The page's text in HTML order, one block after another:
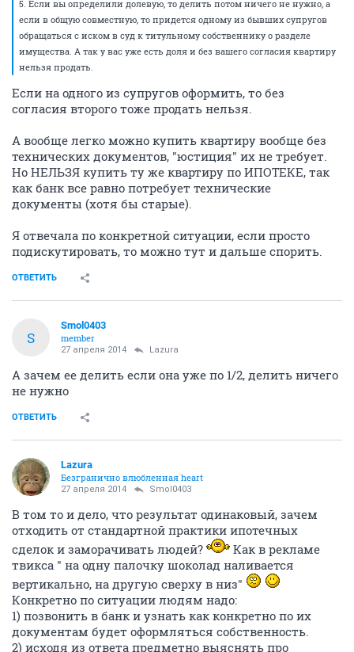
5. Если вы определили долевую, то делить потом ничего не нужно, а
если в общую совместную, то придется одному из бывших супругов
обращаться с иском в суд к титульному собственнику о разделе
имущества. А так у вас уже есть доля и без вашего согласия квартиру
нельзя продать.
Если на одного из супругов оформить, то без
согласия второго тоже продать нельзя.
А вообще легко можно купить квартиру вообще без
технических документов, "юстиция" их не требует.
Но НЕЛЬЗЯ купить ту же квартиру по ИПОТЕКЕ, так
как банк все равно потребует технические
документы (хотя бы старые).
Я отвечала по конкретной ситуации, если просто
подискутировать, то можно тут и дальше спорить.
ОТВЕТИТЬ
S
Smol0403
member
27 апреля 2014 Lazura
А зачем ее делить если она уже по 1/2, делить ничего
не нужно
ОТВЕТИТЬ
Lazura
Безгранично влюбленная heart
27 апреля 2014 Smol0403
В том то и дело, что результат одинаковый, зачем
отходить от стандартной практики ипотечных
сделок и заморачивать людей?
Как в рекламе
твикса " на одну палочку шоколад наливается
вертикально, на другую сверху в низ"
Конкретно по ситуации людям надо:
1) позвонить в банк и узнать как конкретно по их
документам будет оформляться собственность.
2) исходя из ответа предметно выяснять про